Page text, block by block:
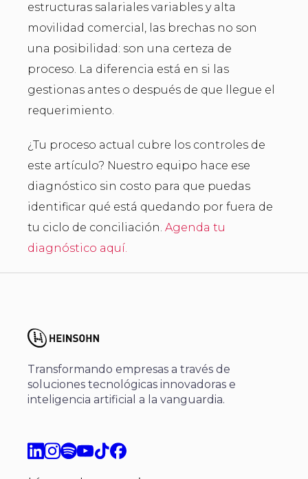
estructuras salariales variables y alta
movilidad comercial, las brechas no son
una posibilidad: son una certeza de
proceso. La diferencia está en si las
gestionas antes o después de que llegue el
requerimiento.
¿Tu proceso actual cubre los controles de
este artículo? Nuestro equipo hace ese
diagnóstico sin costo para que puedas
identificar qué está quedando por fuera de
tu ciclo de conciliación. Agenda tu
diagnóstico aquí.
Transformando empresas a través de
soluciones tecnológicas innovadoras e
inteligencia artificial a la vanguardia.